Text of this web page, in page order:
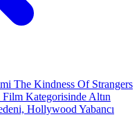
The Kindness Of Strangers
Film Kategorisinde Altın
Hollywood Yabancı